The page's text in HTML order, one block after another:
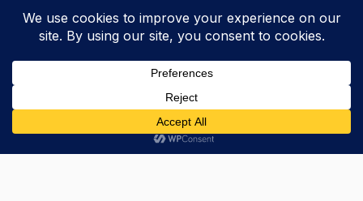
Phinisice - Berkarya Untuk Bangsa